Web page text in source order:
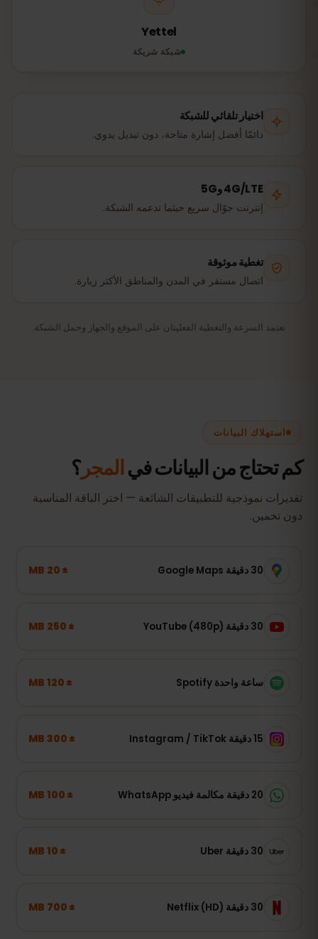
Yettel
شبكة شريكة
اختيار تلقائي للشبكة
دائمًا أفضل إشارة متاحة، دون تبديل يدوي.
4G/LTE و5G
إنترنت جوّال سريع حيثما تدعمه الشبكة.
تغطية موثوقة
اتصال مستقر في المدن والمناطق الأكثر زيارة.
تعتمد السرعة والتغطية الفعليتان على الموقع والجهاز وحمل الشبكة.
استهلاك البيانات
كم تحتاج من البيانات فيالمجر؟
تقديرات نموذجية للتطبيقات الشائعة — اختر الباقة المناسبة
دون تخمين.
30 دقيقة Google Maps ± 20 MB
30 دقيقة YouTube (480p) ± 250 MB
ساعة واحدة Spotify ± 120 MB
15 دقيقة Instagram / TikTok ± 300 MB
20 دقيقة مكالمة فيديو WhatsApp ± 100 MB
30 دقيقة Uber ± 10 MB
30 دقيقة Netflix (HD) ± 700 MB